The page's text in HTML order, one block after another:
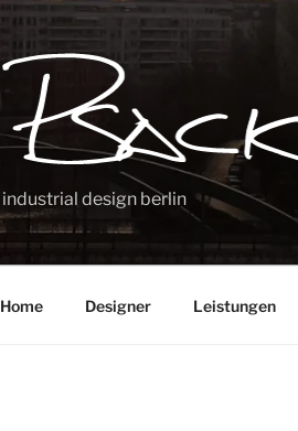
industrial design berlin
Home Designer Leistungen